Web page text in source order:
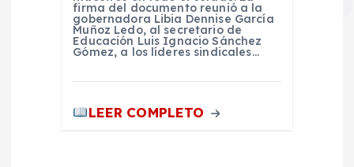
firma del documento reunió a la
gobernadora Libia Dennise García
Muñoz Ledo, al secretario de
Educación Luis Ignacio Sánchez
Gómez, a los líderes sindicales…
LEER COMPLETO